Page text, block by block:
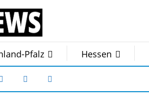
Pfalz Hessen